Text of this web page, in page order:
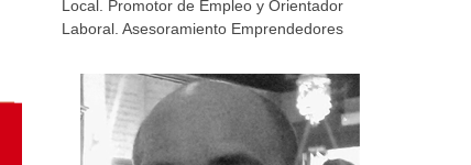
Local. Promotor de Empleo y Orientador
Laboral. Asesoramiento Emprendedores